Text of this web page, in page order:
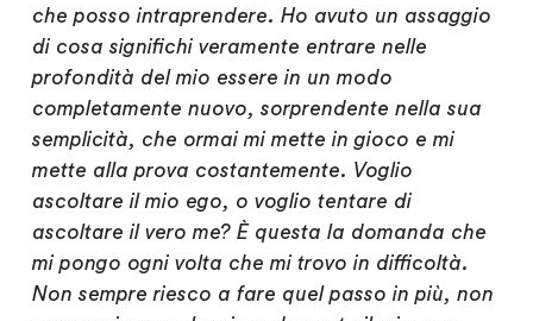
che posso intraprendere. Ho avuto un assaggio
di cosa significhi veramente entrare nelle
profondità del mio essere in un modo
completamente nuovo, sorprendente nella sua
semplicità, che ormai mi mette in gioco e mi
mette alla prova costantemente. Voglio
ascoltare il mio ego, o voglio tentare di
ascoltare il vero me? È questa la domanda che
mi pongo ogni volta che mi trovo in difficoltà.
Non sempre riesco a fare quel passo in più, non